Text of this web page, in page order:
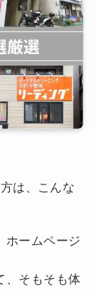
は、こんな
ホームページ
、そもそも体